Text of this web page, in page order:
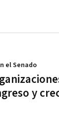
y
el Senado